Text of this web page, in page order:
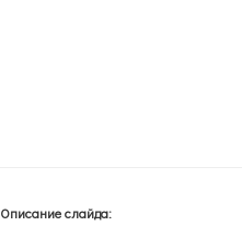
Описание слайда: